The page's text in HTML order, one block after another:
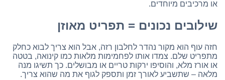
או מרכיבים מיוחדים.
שילובים נכונים = תפריט מאוזן
חזה עוף הוא מקור נהדר לחלבון רזה, אבל הוא צריך לבוא כחלק
מתפריט שלם. צמדו אותו לפחמימות מלאות כמו קינואה, בטטה
או אורז מלא, והוסיפו ירקות טריים או מבושלים. כך תשיגו מנה
מלאה – שתשביע לאורך זמן ותספק לגוף את מה שהוא צריך.